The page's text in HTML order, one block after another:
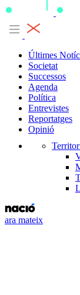
Últimes
Societat
Successos
Agenda
Política
Entrevistes
Reportatges
Opinió
ara mateix